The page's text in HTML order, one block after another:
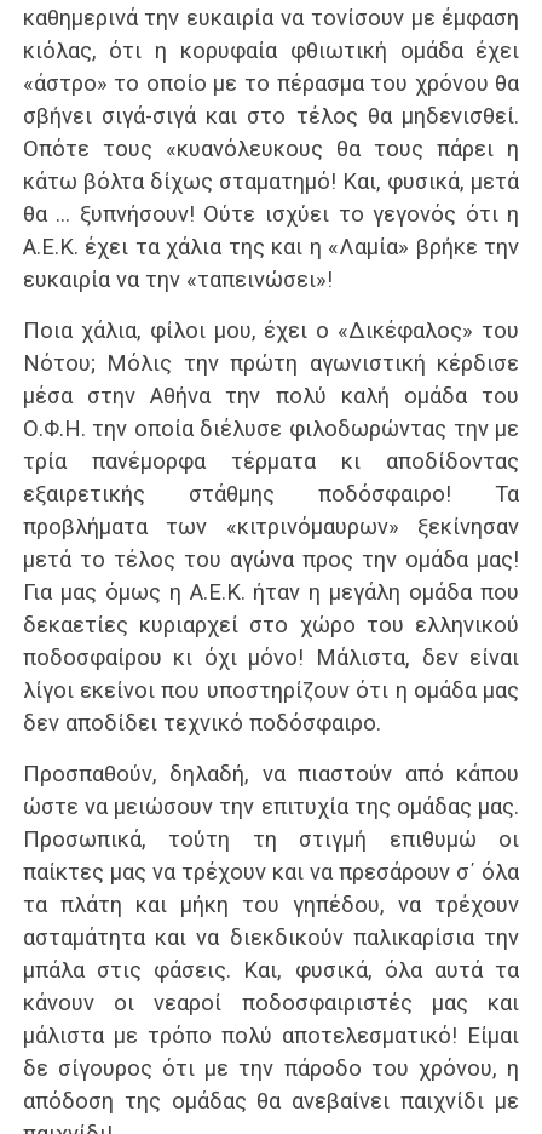
καθημερινά την ευκαιρία να τονίσουν με έμφαση
κιόλας, ότι η κορυφαία φθιωτική ομάδα έχει
«άστρο» το οποίο με το πέρασμα του χρόνου θα
σβήνει σιγά-σιγά και στο τέλος θα μηδενισθεί.
Οπότε τους «κυανόλευκους θα τους πάρει η
κάτω βόλτα δίχως σταματημό! Και, φυσικά, μετά
θα … ξυπνήσουν! Ούτε ισχύει το γεγονός ότι η
Α.Ε.Κ. έχει τα χάλια της και η «Λαμία» βρήκε την
ευκαιρία να την «ταπεινώσει»!
Ποια χάλια, φίλοι μου, έχει ο «Δικέφαλος» του
Νότου; Μόλις την πρώτη αγωνιστική κέρδισε
μέσα στην Αθήνα την πολύ καλή ομάδα του
Ο.Φ.Η. την οποία διέλυσε φιλοδωρώντας την με
τρία πανέμορφα τέρματα κι αποδίδοντας
εξαιρετικής στάθμης ποδόσφαιρο! Τα
προβλήματα των «κιτρινόμαυρων» ξεκίνησαν
μετά το τέλος του αγώνα προς την ομάδα μας!
Για μας όμως η Α.Ε.Κ. ήταν η μεγάλη ομάδα που
δεκαετίες κυριαρχεί στο χώρο του ελληνικού
ποδοσφαίρου κι όχι μόνο! Μάλιστα, δεν είναι
λίγοι εκείνοι που υποστηρίζουν ότι η ομάδα μας
δεν αποδίδει τεχνικό ποδόσφαιρο.
Προσπαθούν, δηλαδή, να πιαστούν από κάπου
ώστε να μειώσουν την επιτυχία της ομάδας μας.
Προσωπικά, τούτη τη στιγμή επιθυμώ οι
παίκτες μας να τρέχουν και να πρεσάρουν σ΄ όλα
τα πλάτη και μήκη του γηπέδου, να τρέχουν
ασταμάτητα και να διεκδικούν παλικαρίσια την
μπάλα στις φάσεις. Και, φυσικά, όλα αυτά τα
κάνουν οι νεαροί ποδοσφαιριστές μας και
μάλιστα με τρόπο πολύ αποτελεσματικό! Είμαι
δε σίγουρος ότι με την πάροδο του χρόνου, η
απόδοση της ομάδας θα ανεβαίνει παιχνίδι με